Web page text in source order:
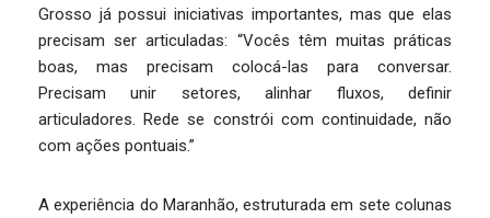
Grosso já possui iniciativas importantes, mas que elas
precisam ser articuladas: “Vocês têm muitas práticas
boas, mas precisam colocá-las para conversar.
Precisam unir setores, alinhar fluxos, definir
articuladores. Rede se constrói com continuidade, não
com ações pontuais.”
A experiência do Maranhão, estruturada em sete colunas